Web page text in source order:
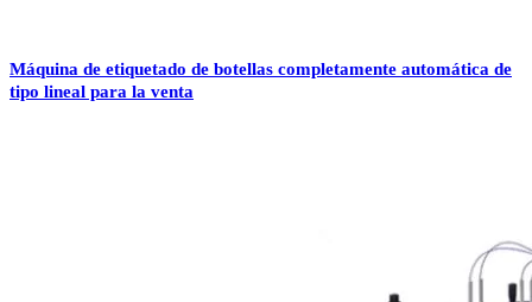
Máquina de etiquetado de botellas completamente automática de
tipo lineal para la venta